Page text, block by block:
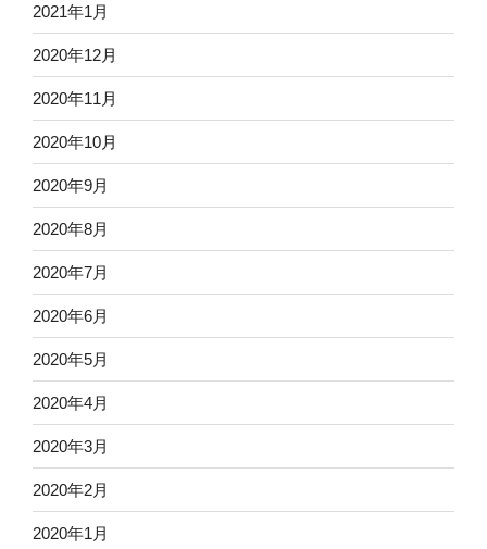
2021年1月
2020年12月
2020年11月
2020年10月
2020年9月
2020年8月
2020年7月
2020年6月
2020年5月
2020年4月
2020年3月
2020年2月
2020年1月